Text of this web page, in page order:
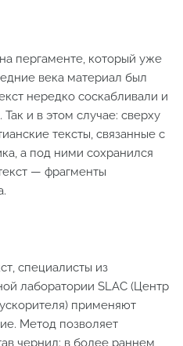
пергаменте, который уже
века материал был
нередко соскабливали и
и в этом случае: сверху
тексты, связанные с
а под ними сохранился
— фрагменты
специалисты из
лаборатории SLAC (Центр
применяют
Метод позволяет
чернил: в более раннем